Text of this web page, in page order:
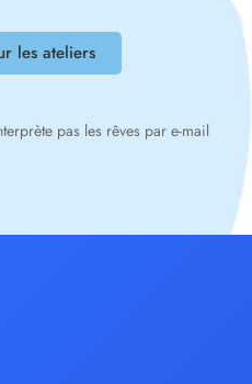
les ateliers
pas les rêves par e-mail